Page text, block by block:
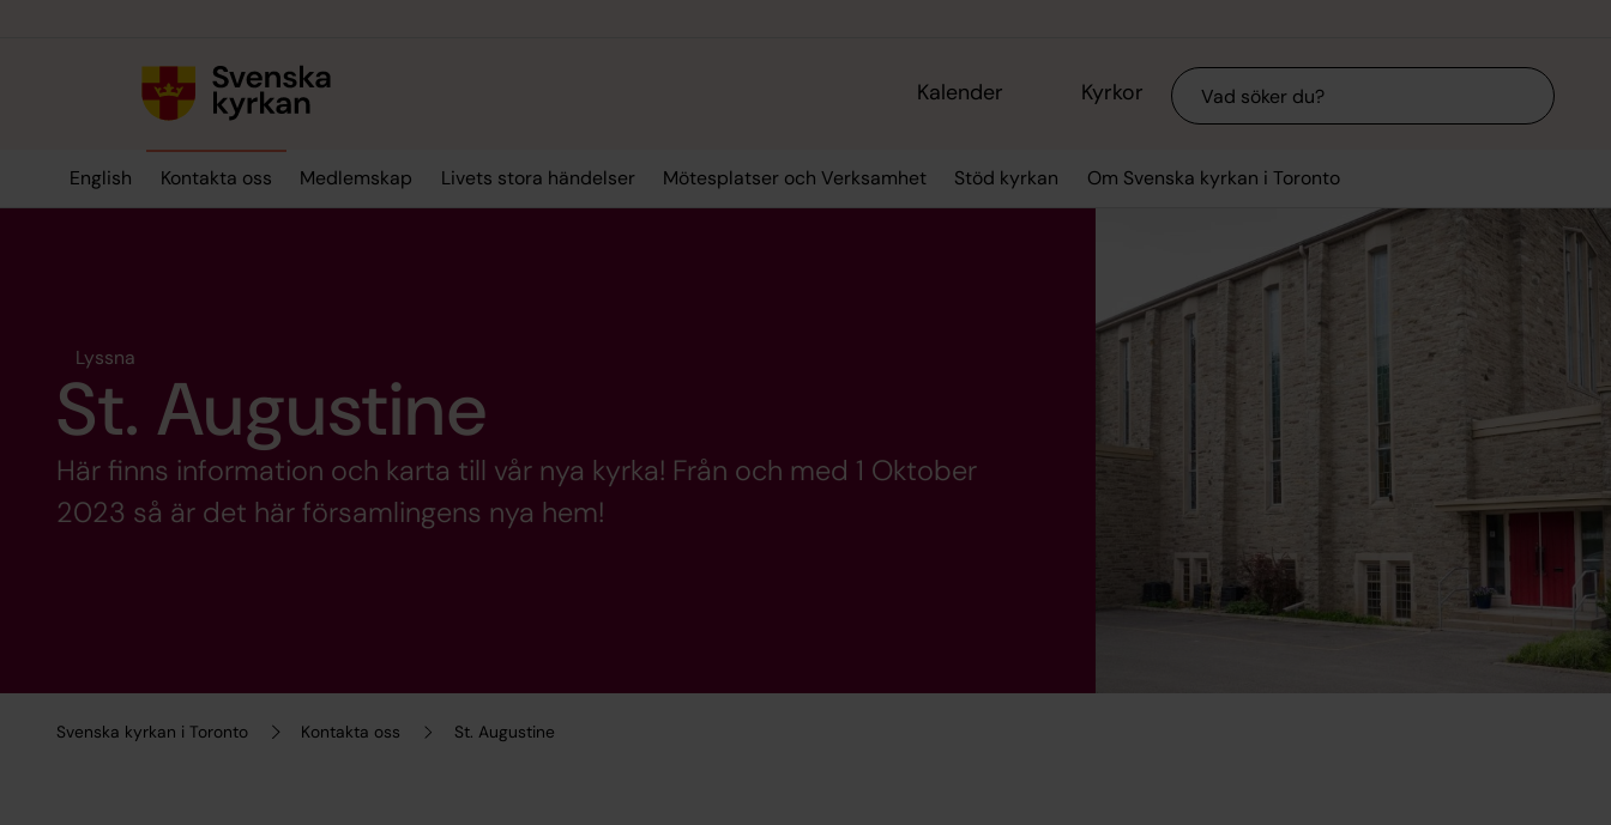
Kalender Kyrkor Sök
English Kontakta oss Medlemskap Livets stora händelser Mötesplatser och Verksamhet Stöd kyrkan Om Svenska kyrkan i Toronto
Svenska kyrkan i Toronto Kontakta oss St. Augustine
Lyssna
St. Augustine
Här finns information och karta till vår nya kyrka! Från och med 1 Oktober
2023 så är det här församlingens nya hem!